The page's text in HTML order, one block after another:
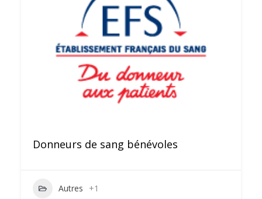
Donneurs de sang bénévoles
Autres +1